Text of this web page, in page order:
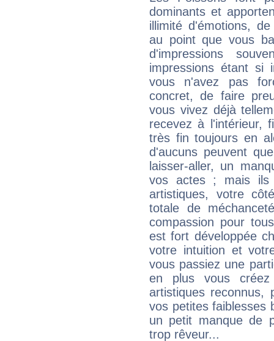
dominants et
illimité d'émotions,
au point que vous
d'impressions
impressions étant si
vous n'avez pas
concret, de faire
vous vivez déjà
recevez à l'intérieur,
très fin toujours en
d'aucuns peuvent
laisser-aller, un
vos actes ; mais ils
artistiques, votre
totale de
compassion pour
est fort développée
votre intuition et
vous passiez une
en plus vous
artistiques reconnus,
vos petites faiblesses
un petit manque de
trop rêveur...